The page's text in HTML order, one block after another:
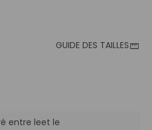
GUIDE DES TAILLESstraighten
entre leet le